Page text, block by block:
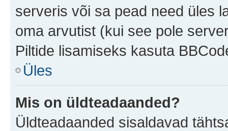
serveris või sa pead need üles
oma arvutist (kui see pole
Piltide lisamiseks kasuta
Üles
Mis on üldteadaanded?
Üldteadaanded sisaldavad